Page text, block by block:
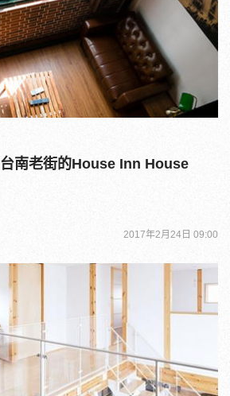
南老街的House Inn House
2017年2月24日 09:00